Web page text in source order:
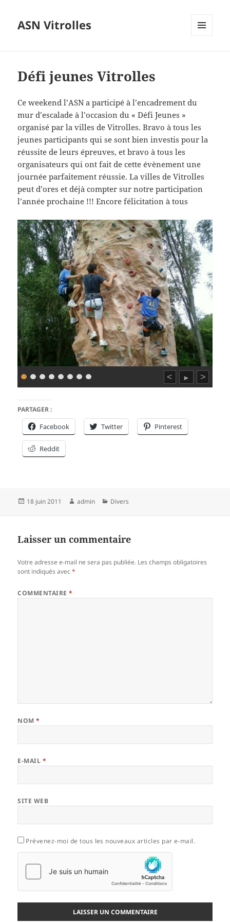
ASN Vitrolles
Défi jeunes Vitrolles
Ce weekend l’ASN a participé à l’encadrement du
mur d’escalade à l’occasion du « Défi Jeunes »
organisé par la villes de Vitrolles. Bravo à tous les
jeunes participants qui se sont bien investis pour la
réussite de leurs épreuves, et bravo à tous les
organisateurs qui ont fait de cette évènement une
journée parfaitement réussie. La villes de Vitrolles
peut d’ores et déjà compter sur notre participation
l’année prochaine !!! Encore félicitation à tous
< ► >
PARTAGER :
Facebook Twitter Pinterest
Reddit
Publié
18 juin 2011 Auteur
admin Catégories
Divers
Laisser un commentaire
Votre adresse e-mail ne sera pas publiée. Les champs obligatoires
sont indiqués avec*
COMMENTAIRE*
NOM*
E-MAIL *
SITE WEB
Prévenez-moi de tous les nouveaux articles par e-mail.